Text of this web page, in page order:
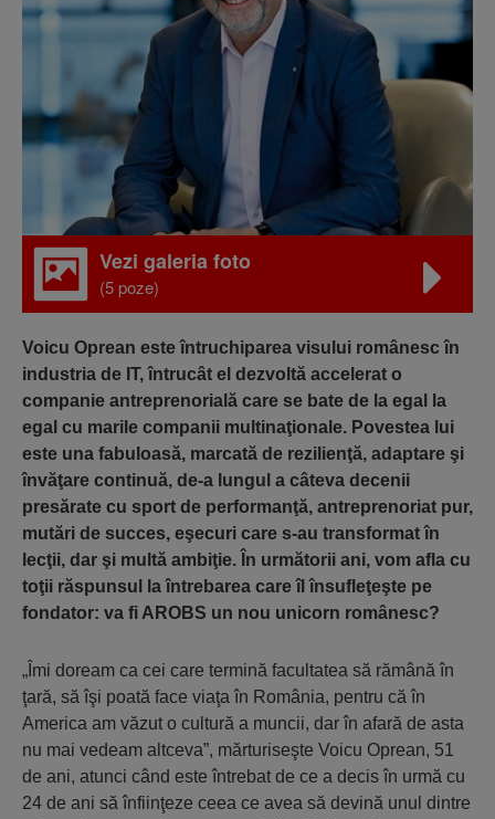
Vezi galeria foto
(5 poze)
Voicu Oprean este întruchiparea visului românesc în
industria de IT, întrucât el dezvoltă accelerat o
companie antreprenorială care se bate de la egal la
egal cu marile companii multinaţionale. Povestea lui
este una fabuloasă, marcată de rezilienţă, adaptare şi
învăţare continuă, de-a lungul a câteva decenii
presărate cu sport de performanţă, antreprenoriat pur,
mutări de succes, eşecuri care s-au transformat în
lecţii, dar şi multă ambiţie. În următorii ani, vom afla cu
toţii răspunsul la întrebarea care îl însufleţeşte pe
fondator: va fi AROBS un nou unicorn românesc?
„Îmi doream ca cei care termină facultatea să rămână în
ţară, să îşi poată face viaţa în România, pentru că în
America am văzut o cultură a muncii, dar în afară de asta
nu mai vedeam altceva”, mărturiseşte Voicu Oprean, 51
de ani, atunci când este întrebat de ce a decis în urmă cu
24 de ani să înfiinţeze ceea ce avea să devină unul dintre